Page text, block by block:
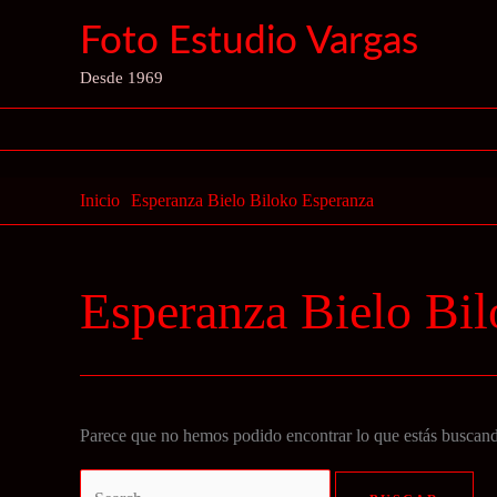
Foto Estudio Vargas
Desde 1969
Inicio Esperanza Bielo Biloko Esperanza
Esperanza Bielo
Parece que no hemos podido encontrar lo que estás